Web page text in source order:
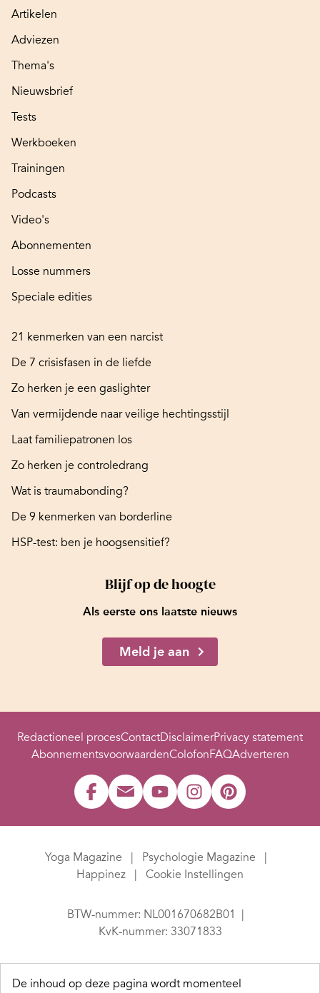
Artikelen
Adviezen
Thema's
Nieuwsbrief
Tests
Werkboeken
Trainingen
Podcasts
Video's
Abonnementen
Losse nummers
Speciale edities
21 kenmerken van een narcist
De 7 crisisfasen in de liefde
Zo herken je een gaslighter
Van vermijdende naar veilige hechtingsstijl
Laat familiepatronen los
Zo herken je controledrang
Wat is traumabonding?
De 9 kenmerken van borderline
HSP-test: ben je hoogsensitief?
Blijf op de hoogte
Als eerste ons laatste nieuws
Meld je aan
Redactioneel procesContactDisclaimerPrivacy statement
AbonnementsvoorwaardenColofonFAQAdverteren
Yoga Magazine
Psychologie Magazine
Happinez
Cookie Instellingen
BTW-nummer: NL001670682B01
KvK-nummer: 33071833
De inhoud op deze pagina wordt momenteel